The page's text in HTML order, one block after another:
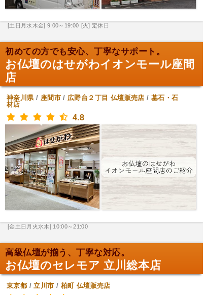
[土日月水木金] 9:00～19:00 [火] 定休日
初めての方でも安心、丁寧なサポート。
お仏壇のはせがわイオンモール座間
店
神奈川県/ 座間市/ 広野台２丁目 仏壇販売店 / 墓石・石
材店
4.8
[金土日月火水木] 10:00～21:00
高級仏壇が揃う、丁寧な対応。
お仏壇のセレモア 立川総本店
東京都 /立川市 / 柏町 仏壇販売店